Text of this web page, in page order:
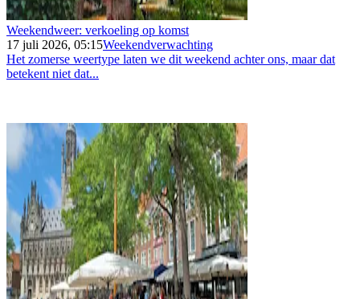
Weekendweer: verkoeling op komst
17 juli 2026, 05:15Weekendverwachting
Het zomerse weertype laten we dit weekend achter ons, maar dat
betekent niet dat...